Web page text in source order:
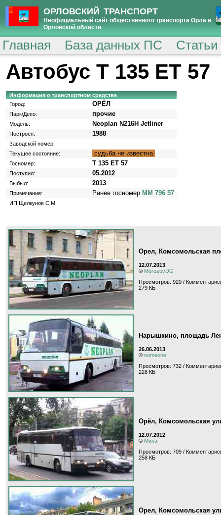
ОРЛОВСКИЙ ТРАНСПОРТ
Неофициальный сайт общественного транспорта Орла и
Орловской области
Главная База данных ПС
Автобус Т 135 ЕТ 57
Информация о транспортном средстве
Город:
ОРЁЛ
Парк/Депо: прочие
Модель: Neoplan N216H Jetliner
Построен: 1988
Заводской номер:
Текущее состояние:
судьба не известна
Госномер: Т 135 ЕТ 57
Поступил: 05.2012
Выбыл: 2013
Примечание: Ранее госномер ММ 796 57
ИП Щелкунов С.М.
Орел, Комсомольская
12.07.2013
© MorozovDG
Просмотров: 920 /
279 КБ
Нарышкино, площадь
26.06.2013
© someone
Просмотров: 732 /
228 КБ
Орёл, Комсомольская
12.07.2012
© Миха
Просмотров: 709 /
258 КБ
Орел, Комсомольская